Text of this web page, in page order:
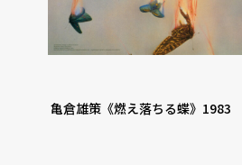
亀倉雄策《燃え落ちる蝶》1983